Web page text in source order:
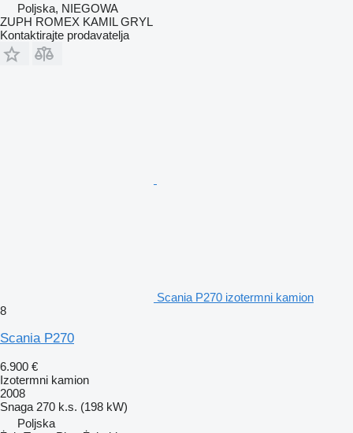
Poljska, NIEGOWA
ZUPH ROMEX KAMIL GRYL
Kontaktirajte prodavatelja
Scania P270 izotermni kamion
8
Scania P270
6.900 €
Izotermni kamion
2008
Snaga 270 k.s. (198 kW)
Poljska